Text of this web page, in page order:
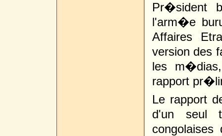
Pr�sident
l'arm�e
Affaires
version des
les
rapport
Le rapport
d'un seul